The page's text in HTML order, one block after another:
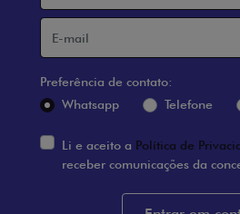
Preferência de contato:
Whatsapp
Telefone
Li e aceito a Política de
receber comunicações da